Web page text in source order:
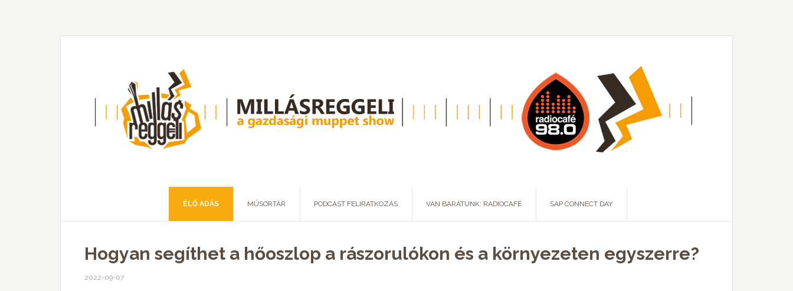
ÉLŐ ADÁS MŰSORTÁR PODCAST FELIRATKOZÁS VAN BARÁTUNK: RADIOCAFÉ SAP CONNECT DAY
Hogyan segíthet a hőoszlop a rászorulókon és a környezeten egyszerre?
2022-09-07